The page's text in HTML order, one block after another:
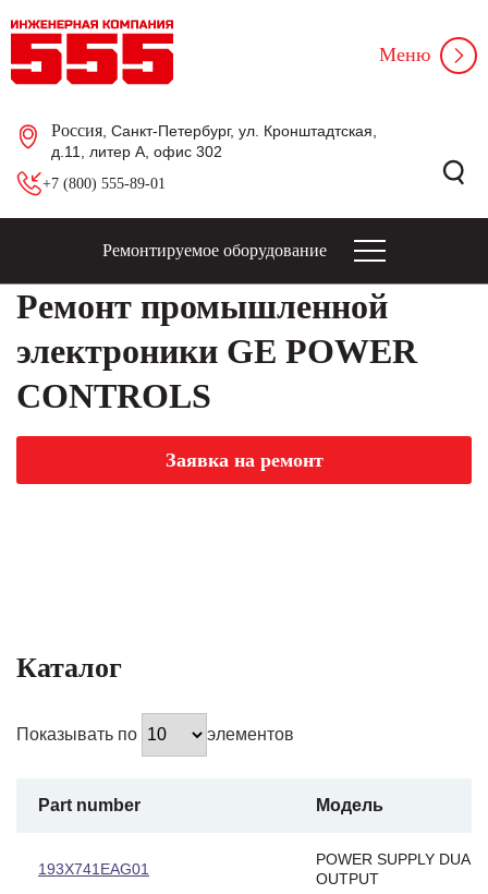
Россия , Санкт-Петербург, ул. Кронштадтская,
д.11, литер А, офис 302
+7 (800) 555-89-01
Меню
Ремонтируемое оборудование
Ремонт промышленной
электроники GE POWER
CONTROLS
Заявка на ремонт
Каталог
Показывать по элементов
Part number Модель
193X741EAG01
POWER SUPPLY DUAL
OUTPUT